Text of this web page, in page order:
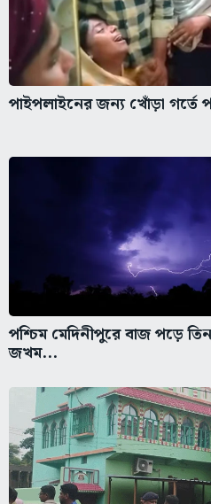
পাইপলাইনের জন্য খোঁড়া গর্তে
পশ্চিম মেদিনীপুরে বাজ পড়ে
জখম...